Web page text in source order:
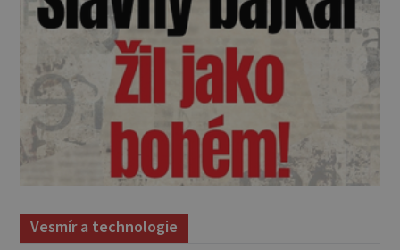
Vesmír a technologie